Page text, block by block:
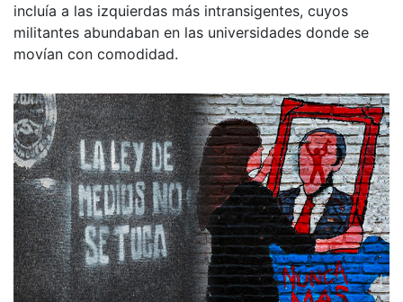
incluía a las izquierdas más intransigentes, cuyos
militantes abundaban en las universidades donde se
movían con comodidad.